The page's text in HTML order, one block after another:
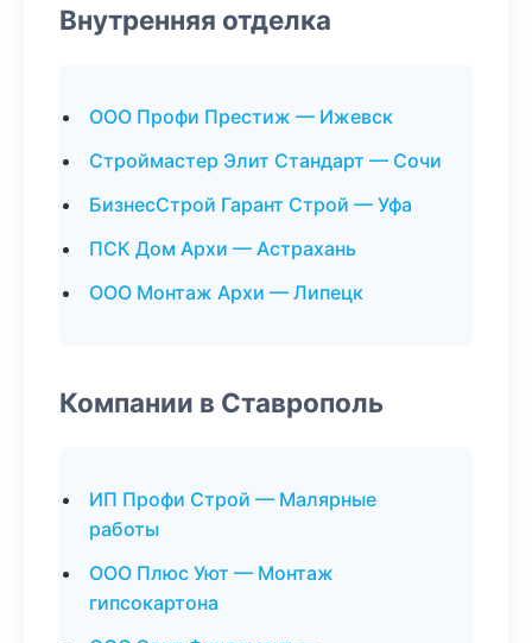
Внутренняя отделка
ООО Профи Престиж — Ижевск
Строймастер Элит Стандарт — Сочи
БизнесСтрой Гарант Строй — Уфа
ПСК Дом Архи — Астрахань
ООО Монтаж Архи — Липецк
Компании в Ставрополь
ИП Профи Строй — Малярные
работы
ООО Плюс Уют — Монтаж
гипсокартона